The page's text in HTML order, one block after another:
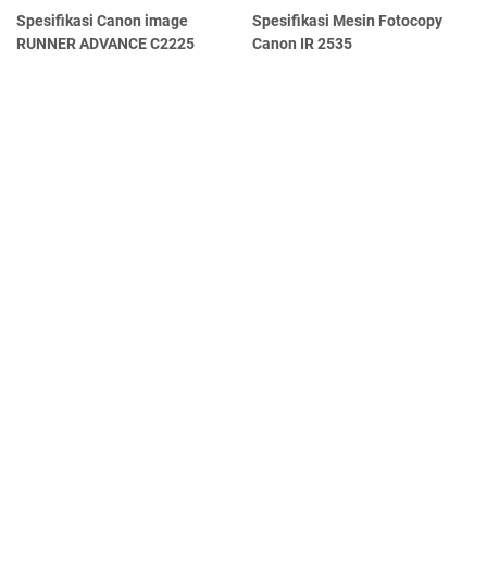
Spesifikasi Canon image
RUNNER ADVANCE C2225
Spesifikasi Mesin Fotocopy
Canon IR 2535